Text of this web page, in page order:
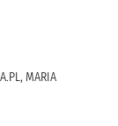
MARIA